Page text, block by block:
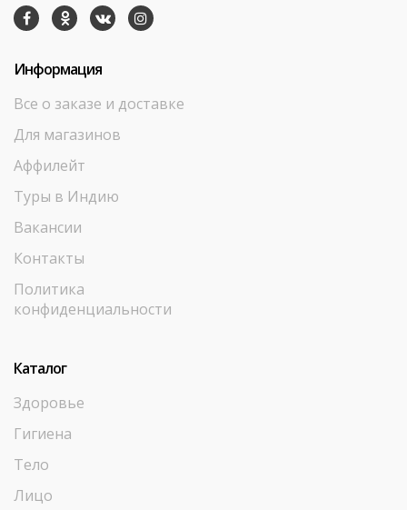
Информация
Все о заказе и доставке
Для магазинов
Аффилейт
Туры в Индию
Вакансии
Контакты
Политика
конфиденциальности
Каталог
Здоровье
Гигиена
Тело
Лицо